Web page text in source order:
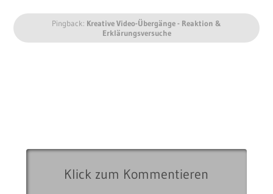
Pingback: Kreative Video-Übergänge - Reaktion &
Erklärungsversuche